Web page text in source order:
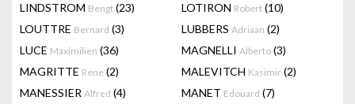
LINDSTROM Bengt (23) LOTIRON Robert (10)
LOUTTRE Bernard (3) LUBBERS Adriaan (2)
LUCE Maximilien (36) MAGNELLI Alberto (3)
MAGRITTE Rene (2) MALEVITCH Kasimir (2)
MANESSIER Alfred (4) MANET Edouard (7)